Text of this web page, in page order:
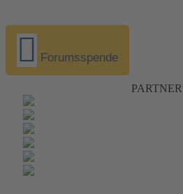
Forumsspende
PARTNER